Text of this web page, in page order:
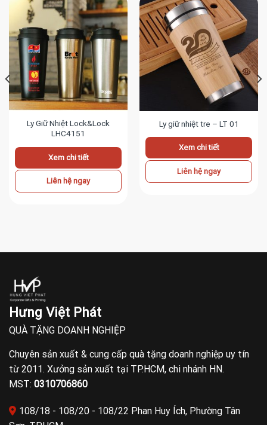
Ly Giữ Nhiệt Lock&Lock
LHC4151
Xem chi tiết
Liên hệ ngay
Ly giữ nhiệt tre – LT 01
Xem chi tiết
Liên hệ ngay
Hưng Việt Phát
QUÀ TẶNG DOANH NGHIỆP
Chuyên sản xuất & cung cấp quà tặng doanh nghiệp uy tín
từ 2011. Xưởng sản xuất tại TP.HCM, chi nhánh HN.
MST: 0310706860
108/18 - 108/20 - 108/22 Phan Huy Ích, Phường Tân